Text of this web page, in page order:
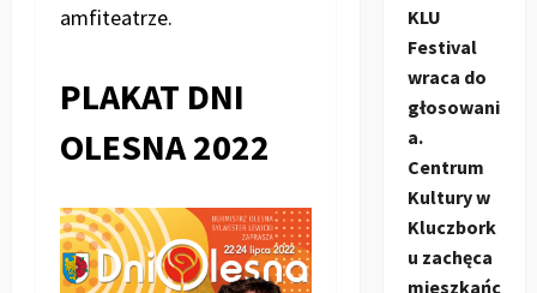
amfiteatrze.
PLAKAT DNI
OLESNA 2022
KLU
Festival
wraca do
głosowani
a.
Centrum
Kultury w
Kluczbork
u zachęca
mieszkańc